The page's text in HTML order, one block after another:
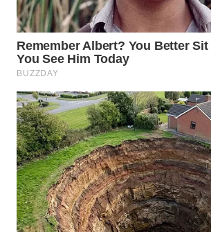
BORNEO
Wahana
Media
Group
WAHANA
NEWS
WAHANA
TANI
WAHANA
ADVOKAT